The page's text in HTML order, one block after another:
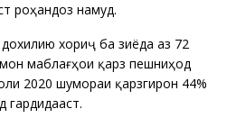
роҳандозӣ намуд.
хориҷӣ ба зиёда аз 72
маблағҳои қарзӣ пешниҳод
2020 шумораи қарзгирон 44%
гардидааст.